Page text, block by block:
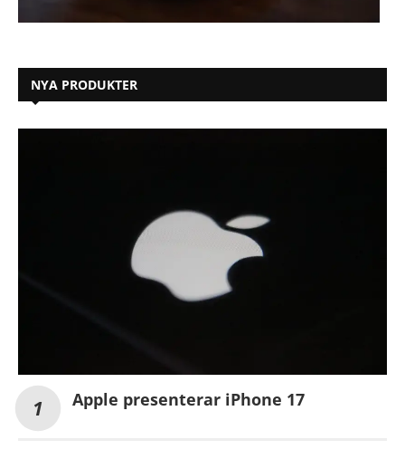
NYA PRODUKTER
Apple presenterar iPhone 17